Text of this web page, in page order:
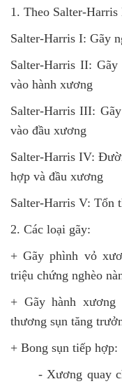
1. Theo Salter-
Salter-Harris I: Gãy
Salter-Harris II:
vào hành xương
Salter-Harris III:
vào đầu xương
Salter-Harris IV:
hợp và đầu xương
Salter-Harris V: Tổn
2. Các loại gãy:
+ Gãy phình vỏ
triệu chứng nghèo
+ Gãy hành
thương sụn tăng
+ Bong sụn tiếp hợp:
- Xương quay